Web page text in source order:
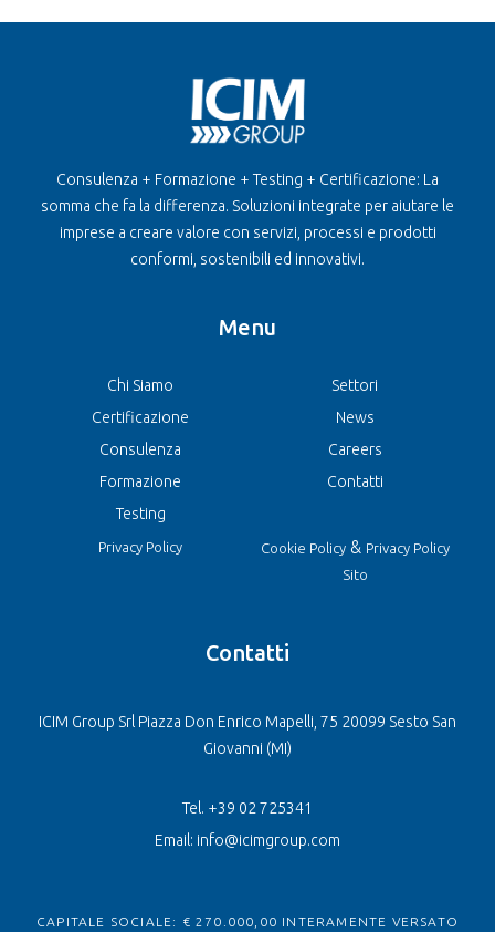
Consulenza + Formazione + Testing + Certificazione: La
somma che fa la differenza. Soluzioni integrate per aiutare le
imprese a creare valore con servizi, processi e prodotti
conformi, sostenibili ed innovativi.
Menu
Chi Siamo
Certificazione
Consulenza
Formazione
Testing
Privacy Policy
Settori
News
Careers
Contatti
Cookie Policy& Privacy Policy
Sito
Contatti
ICIM Group Srl Piazza Don Enrico Mapelli, 75 20099 Sesto San
Giovanni (MI)
Tel. +39 02 725341
Email: info@icimgroup.com
CAPITALE SOCIALE: € 270.000,00 INTERAMENTE VERSATO